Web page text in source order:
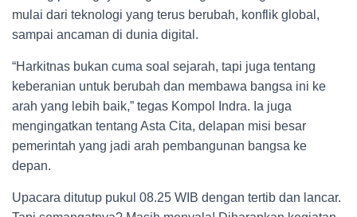
mulai dari teknologi yang terus berubah, konflik global,
sampai ancaman di dunia digital.
“Harkitnas bukan cuma soal sejarah, tapi juga tentang
keberanian untuk berubah dan membawa bangsa ini ke
arah yang lebih baik,” tegas Kompol Indra. Ia juga
mengingatkan tentang Asta Cita, delapan misi besar
pemerintah yang jadi arah pembangunan bangsa ke
depan.
Upacara ditutup pukul 08.25 WIB dengan tertib dan lancar.